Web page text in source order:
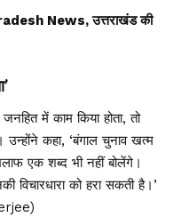
News, उत्तराखंड की
में काम किया होता, तो
उन्होंने कहा, ‘बंगाल चुनाव खत्म
एक शब्द भी नहीं बोलेंगे।
विचारधारा को हरा सकती है।’